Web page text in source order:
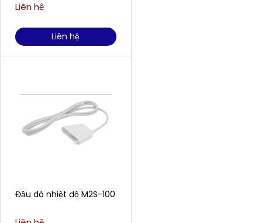
Liên hệ
Liên hệ
Đầu dò nhiệt độ M2S-100